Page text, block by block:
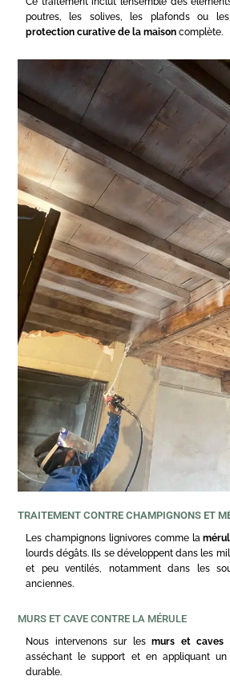
poutres, les solives, les plafonds ou
protection curative de la maison complète.
TRAITEMENT CONTRE CHAMPIGNONS ET
Les champignons lignivores comme la
lourds dégâts. Ils se développent dans les
et peu ventilés, notamment dans les
anciennes.
MURS ET CAVE CONTRE LA MÉRULE
Nous intervenons sur les murs et caves
asséchant le support et en appliquant
durable.